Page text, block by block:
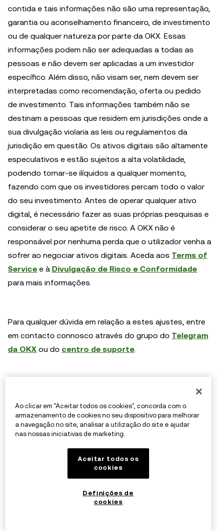
contida e tais informações não são uma representação,
garantia ou aconselhamento financeiro, de investimento
ou de qualquer natureza por parte da OKX. Essas
informações podem não ser adequadas a todas as
pessoas e não devem ser aplicadas a um investidor
específico. Além disso, não visam ser, nem devem ser
interpretadas como recomendação, oferta ou pedido
de investimento. Tais informações também não se
destinam a pessoas que residem em jurisdições onde a
sua divulgação violaria as leis ou regulamentos da
jurisdição em questão. Os ativos digitais são altamente
especulativos e estão sujeitos a alta volatilidade,
podendo tornar-se ilíquidos a qualquer momento,
fazendo com que os investidores percam todo o valor
do seu investimento. Antes de operar qualquer ativo
digital, é necessário fazer as suas próprias pesquisas e
considerar o seu apetite de risco. A OKX não é
responsável por nenhuma perda que o utilizador venha a
sofrer ao negociar ativos digitais. Aceda aos Terms of
Service e à Divulgação de Risco e Conformidade
para mais informações.
Para qualquer dúvida em relação a estes ajustes, entre
em contacto connosco através do grupo do Telegram
da OKX ou do centro de suporte.
3 de julho de 2023
macOS e Windows >>>
Junta-te a nós no Telegram >>>
Ao clicar em "Aceitar todos os cookies", concorda com o
armazenamento de cookies no seu dispositivo para melhorar
a navegação no site, analisar a utilização do site e ajudar
nas nossas iniciativas de marketing.
Aceitar todos os
cookies
Definições de
cookies